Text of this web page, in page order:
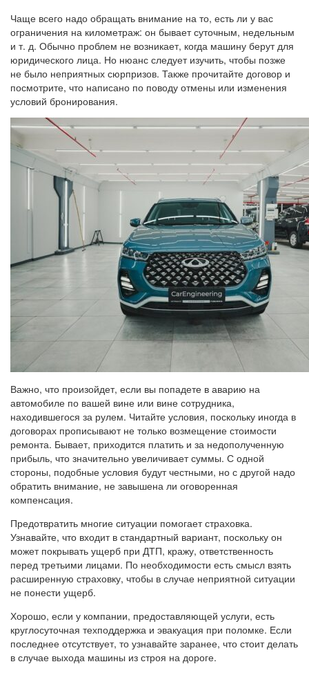
Чаще всего надо обращать внимание на то, есть ли у вас
ограничения на километраж: он бывает суточным, недельным
и т. д. Обычно проблем не возникает, когда машину берут для
юридического лица. Но нюанс следует изучить, чтобы позже
не было неприятных сюрпризов. Также прочитайте договор и
посмотрите, что написано по поводу отмены или изменения
условий бронирования.
Важно, что произойдет, если вы попадете в аварию на
автомобиле по вашей вине или вине сотрудника,
находившегося за рулем. Читайте условия, поскольку иногда в
договорах прописывают не только возмещение стоимости
ремонта. Бывает, приходится платить и за недополученную
прибыль, что значительно увеличивает суммы. С одной
стороны, подобные условия будут честными, но с другой надо
обратить внимание, не завышена ли оговоренная
компенсация.
Предотвратить многие ситуации помогает страховка.
Узнавайте, что входит в стандартный вариант, поскольку он
может покрывать ущерб при ДТП, кражу, ответственность
перед третьими лицами. По необходимости есть смысл взять
расширенную страховку, чтобы в случае неприятной ситуации
не понести ущерб.
Хорошо, если у компании, предоставляющей услуги, есть
круглосуточная техподдержка и эвакуация при поломке. Если
последнее отсутствует, то узнавайте заранее, что стоит делать
в случае выхода машины из строя на дороге.